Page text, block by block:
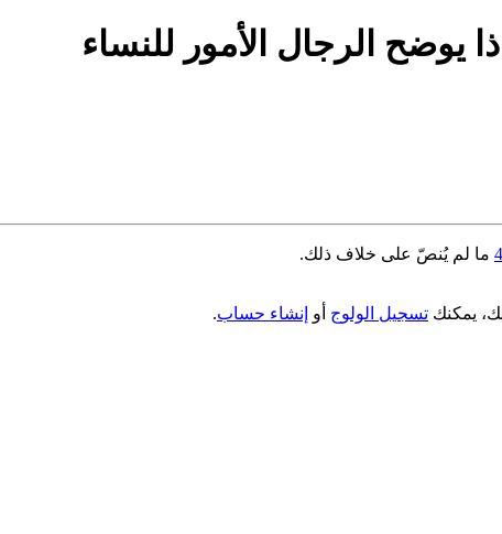
يوضح الرجال الأمور للنساء
ما لم يُنصّ على خلاف ذلك.
تسجيل الولوج أو إنشاء حساب.